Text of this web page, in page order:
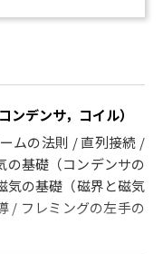
ンデンサ，コイル）
ムの法則 / 直列接続 /
の基礎（コンデンサの
気の基礎（磁界と磁気
/ フレミングの左手の